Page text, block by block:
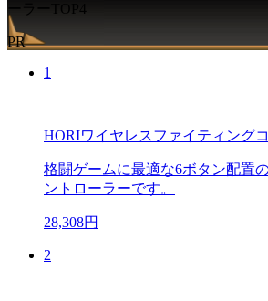
ーラーTOP4
PR
1
HORIワイヤレスファイティング
格闘ゲームに最適な6ボタン配置
ントローラーです。
28,308円
2